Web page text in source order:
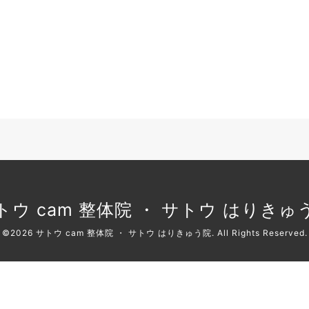
ウ cam 整体院 ・ サトウ はりきゅ
©2026 サトウ cam 整体院 ・ サトウ はりきゅう院. All Rights Reserved.